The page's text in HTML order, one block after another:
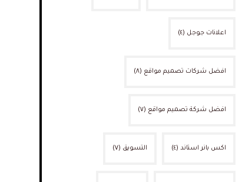
اعلانات جوجل (٤)
افضل شركات تصميم مواقع (٨)
افضل شركة تصميم مواقع (٧)
اكس بانر استاند(٤) التسويق (٧)